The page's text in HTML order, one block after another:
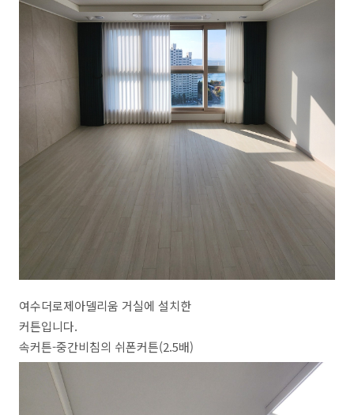
여수더로제아델리움 거실에 설치한
커튼입니다.
속커튼-중간비침의 쉬폰커튼(2.5배)